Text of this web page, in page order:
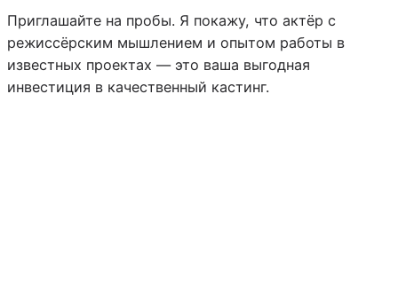
Приглашайте на пробы. Я покажу, что актёр с
режиссёрским мышлением и опытом работы в
известных проектах — это ваша выгодная
инвестиция в качественный кастинг.